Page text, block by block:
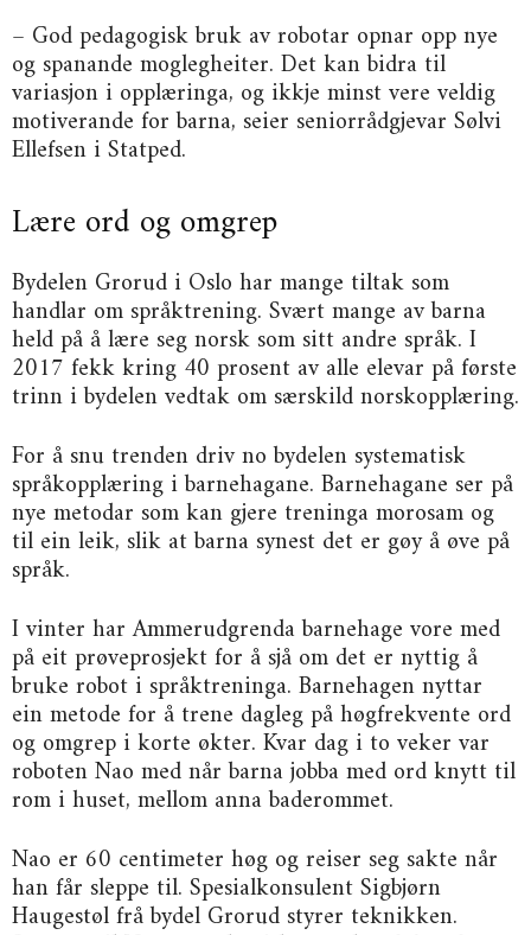
– God pedagogisk bruk av robotar opnar opp nye
og spanande moglegheiter. Det kan bidra til
variasjon i opplæringa, og ikkje minst vere veldig
motiverande for barna, seier seniorrådgjevar Sølvi
Ellefsen i Statped.
Lære ord og omgrep
Bydelen Grorud i Oslo har mange tiltak som
handlar om språktrening. Svært mange av barna
held på å lære seg norsk som sitt andre språk. I
2017 fekk kring 40 prosent av alle elevar på første
trinn i bydelen vedtak om særskild norskopplæring.
For å snu trenden driv no bydelen systematisk
språkopplæring i barnehagane. Barnehagane ser på
nye metodar som kan gjere treninga morosam og
til ein leik, slik at barna synest det er gøy å øve på
språk.
I vinter har Ammerudgrenda barnehage vore med
på eit prøveprosjekt for å sjå om det er nyttig å
bruke robot i språktreninga. Barnehagen nyttar
ein metode for å trene dagleg på høgfrekvente ord
og omgrep i korte økter. Kvar dag i to veker var
roboten Nao med når barna jobba med ord knytt til
rom i huset, mellom anna baderommet.
Nao er 60 centimeter høg og reiser seg sakte når
han får sleppe til. Spesialkonsulent Sigbjørn
Haugestøl frå bydel Grorud styrer teknikken.